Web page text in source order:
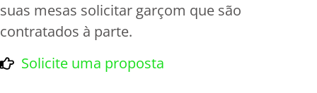
suas mesas solicitar garçom que são
contratados à parte.
Solicite uma proposta